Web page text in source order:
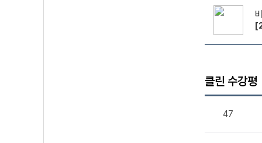
클린 수강평
47